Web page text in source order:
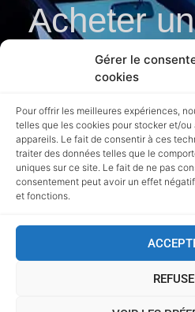
Gérer le
cookies
Pour offrir les meilleures expériences,
telles que les cookies pour stocker et/
appareils. Le fait de consentir à ces
traiter des données telles que le
uniques sur ce site. Le fait de ne pas
consentement peut avoir un effet
et fonctions.
Acheter
en direct
toute
Ⓒ 2020
123 Agency Web création de